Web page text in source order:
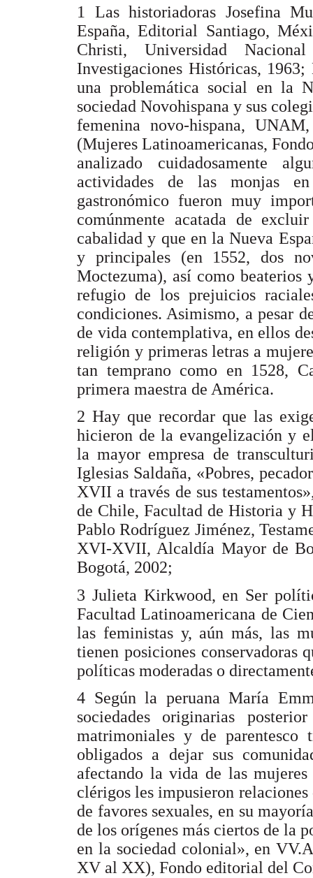
1 Las historiadoras Josefina
España, Editorial Santiago,
Christi, Universidad
Investigaciones Históricas,
una problemática social en la
sociedad Novohispana y sus
femenina novo-hispana,
(Mujeres Latinoamericanas,
analizado cuidadosamente
actividades de las monjas
gastronómico fueron muy
comúnmente acatada de
cabalidad y que en la Nueva
y principales (en 1552, dos
Moctezuma), así como beaterios
refugio de los prejuicios
condiciones. Asimismo, a pesar
de vida contemplativa, en ellos
religión y primeras letras a
tan temprano como en 1528,
primera maestra de América.
2 Hay que recordar que las
hicieron de la evangelización y
la mayor empresa de
Iglesias Saldaña, «Pobres,
XVII a través de sus
de Chile, Facultad de Historia y
Pablo Rodríguez Jiménez,
XVI-XVII, Alcaldía Mayor de
Bogotá, 2002;
3 Julieta Kirkwood, en Ser
Facultad Latinoamericana de
las feministas y, aún más, las
tienen posiciones conservadoras
políticas moderadas o
4 Según la peruana María
sociedades originarias
matrimoniales y de parentesco
obligados a dejar sus
afectando la vida de las mujeres
clérigos les impusieron
de favores sexuales, en su
de los orígenes más ciertos de la
en la sociedad colonial», en
XV al XX), Fondo editorial del